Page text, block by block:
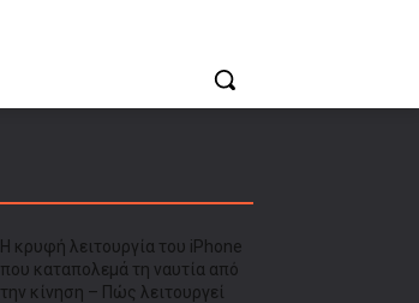
Η κρυφή λειτουργία του iPhone
που καταπολεμά τη ναυτία από
την κίνηση – Πώς λειτουργεί